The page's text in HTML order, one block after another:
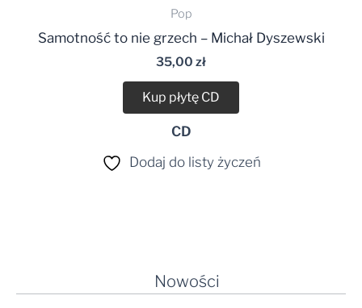
Nowości
Pop
Samotność to nie grzech – Michał Dyszewski
35,00 zł
Kup płytę CD
CD
Dodaj do listy życzeń